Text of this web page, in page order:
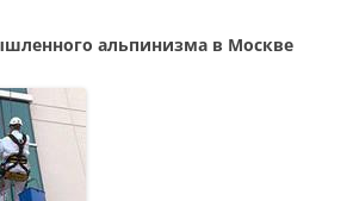
альпинизма в Москве